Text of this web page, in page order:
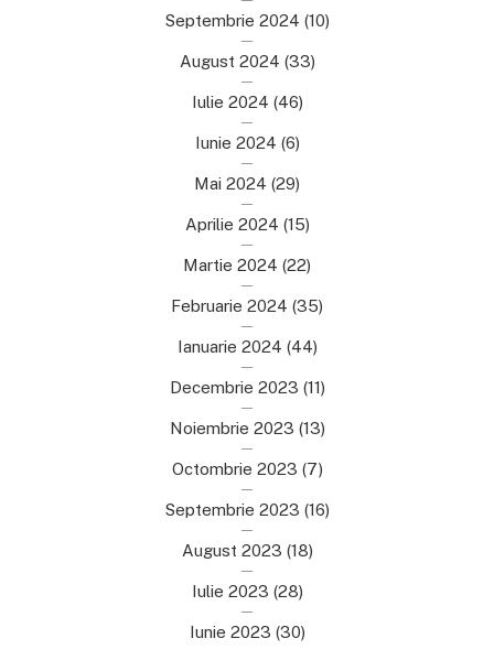
Septembrie 2024 (10)
August 2024 (33)
Iulie 2024 (46)
Iunie 2024 (6)
Mai 2024 (29)
Aprilie 2024 (15)
Martie 2024 (22)
Februarie 2024 (35)
Ianuarie 2024 (44)
Decembrie 2023 (11)
Noiembrie 2023 (13)
Octombrie 2023 (7)
Septembrie 2023 (16)
August 2023 (18)
Iulie 2023 (28)
Iunie 2023 (30)